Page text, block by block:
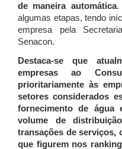
de maneira automática.
algumas etapas, tendo
empresa pela
Senacon.
Destaca-se que
empresas ao
prioritariamente às
setores considerados
fornecimento de água
volume de
transações de serviços,
que figurem nos